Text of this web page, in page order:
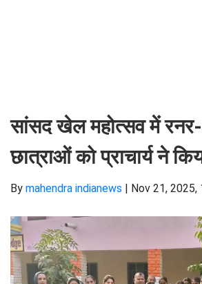
सांसद खेल महोत्सव में
छात्राओं को प्राचार्य ने
By mahendra indianews | Nov 21, 2025,